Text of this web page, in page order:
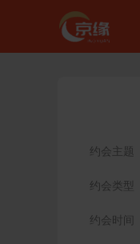
约会主题
约会类型
约会时间